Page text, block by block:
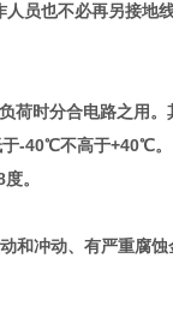
人员也不必再另接
时分合电路之用。
于-40℃不高于+40℃。
。
和冲动、有严重腐